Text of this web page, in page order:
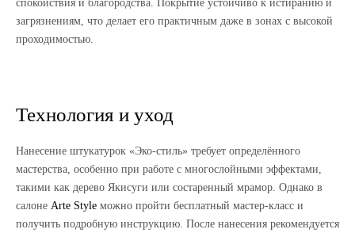
спокойствия и благородства. Покрытие устойчиво к истиранию и
загрязнениям, что делает его практичным даже в зонах с высокой
проходимостью.
Технология и уход
Нанесение штукатурок «Эко-стиль» требует определённого
мастерства, особенно при работе с многослойными эффектами,
такими как дерево Якисуги или состаренный мрамор. Однако в
салоне Arte Style можно пройти бесплатный мастер-класс и
получить подробную инструкцию. После нанесения рекомендуется